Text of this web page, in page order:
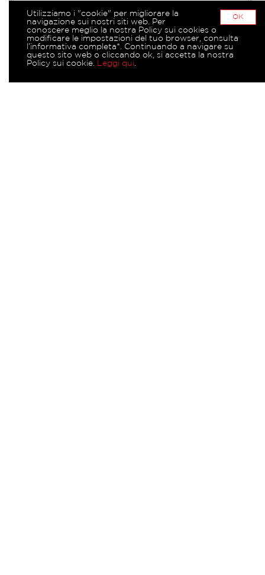
OK
Utilizziamo i "cookie" per migliorare la
navigazione sui nostri siti web. Per
conoscere meglio la nostra Policy sui cookies o
modificare le impostazioni del tuo browser, consulta
l’informativa completa*. Continuando a navigare su
questo sito web o cliccando ok, si accetta la nostra
Policy sui cookie.
Leggi qui